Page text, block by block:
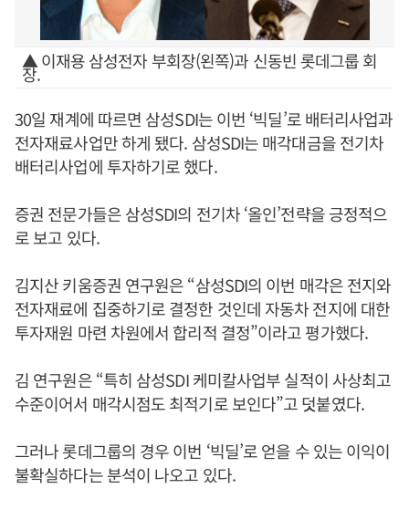
▲ 이재용 삼성전자 부회장(왼쪽)과 신동빈 롯데그룹 회
장.
30일 재계에 따르면 삼성SDI는 이번 ‘빅딜’로 배터리사업과
전자재료사업만 하게 됐다. 삼성SDI는 매각대금을 전기차
배터리사업에 투자하기로 했다.
증권 전문가들은 삼성SDI의 전기차 ‘올인’전략을 긍정적으
로 보고 있다.
김지산 키움증권 연구원은 “삼성SDI의 이번 매각은 전지와
전자재료에 집중하기로 결정한 것인데 자동차 전지에 대한
투자재원 마련 차원에서 합리적 결정”이라고 평가했다.
김 연구원은 “특히 삼성SDI 케미칼사업부 실적이 사상최고
수준이어서 매각시점도 최적기로 보인다”고 덧붙였다.
그러나 롯데그룹의 경우 이번 ‘빅딜’로 얻을 수 있는 이익이
불확실하다는 분석이 나오고 있다.